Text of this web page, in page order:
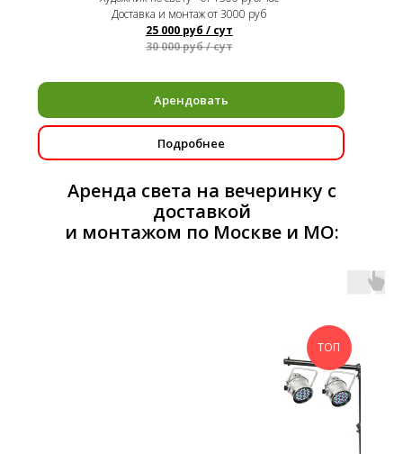
Доставка и монтаж от 3000 руб
25 000 руб / сут
30 000 руб / сут
Арендовать
Подробнее
Аренда света на вечеринку с
доставкой
и монтажом по Москве и МО:
ТОП